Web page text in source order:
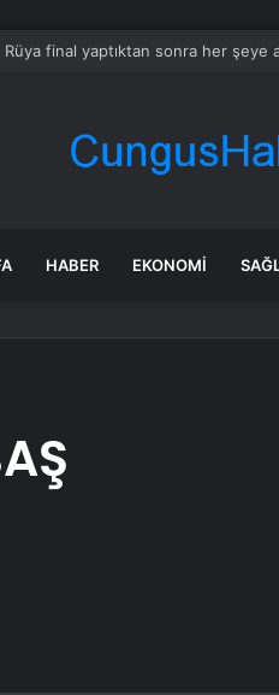
güvenlik noktasına düzenlenen
HABER EKONOMI